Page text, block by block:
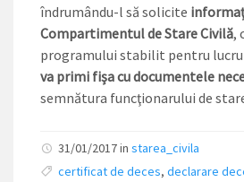
îndrumându-l să solicite
Compartimentul de Stare Civilă,
programului stabilit pentru lucru
va primi fişa cu documentele
semnătura funcţionarului de
31/01/2017 in starea_civila
certificat de deces, declarare